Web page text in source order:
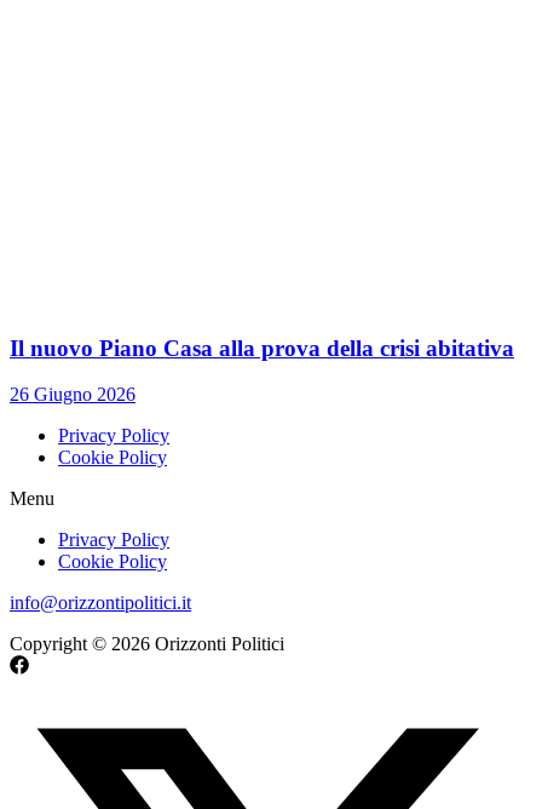
Il nuovo Piano Casa alla prova della crisi abitativa
26 Giugno 2026
Privacy Policy
Cookie Policy
Menu
Privacy Policy
Cookie Policy
info@orizzontipolitici.it
Copyright © 2026 Orizzonti Politici